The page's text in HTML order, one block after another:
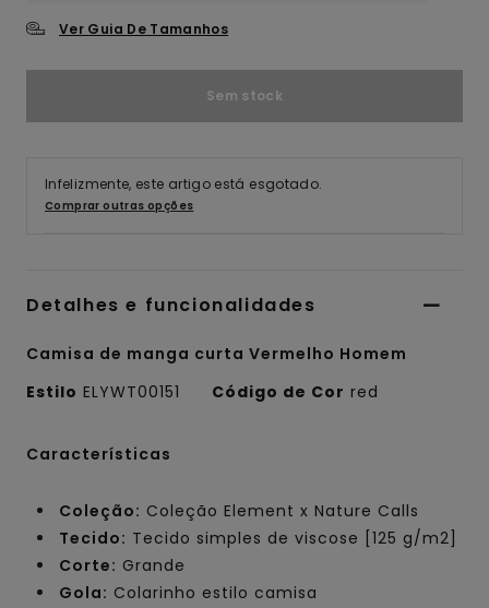
Ver Guia De Tamanhos
Sem stock
Infelizmente, este artigo está esgotado.
Comprar outras opções
Detalhes e funcionalidades
Camisa de manga curta Vermelho Homem
Estilo ELYWT00151 Código de Cor red
Características
Coleção: Coleção Element x Nature Calls
Tecido: Tecido simples de viscose [125 g/m2]
Corte: Grande
Gola: Colarinho estilo camisa